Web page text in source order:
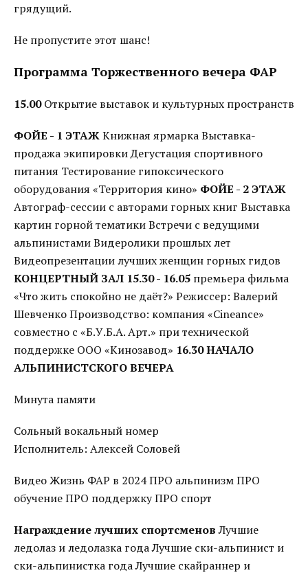
грядущий.
Не пропустите этот шанс!
Программа Торжественного вечера ФАР
15.00Открытие выставок и культурных пространств
ФОЙЕ - 1 ЭТАЖКнижная ярмарка Выставка-
продажа экипировки Дегустация спортивного
питания Тестирование гипоксического
оборудования «Территория кино» ФОЙЕ - 2 ЭТАЖ
Автограф-сессии с авторами горных книг Выставка
картин горной тематики Встречи с ведущими
альпинистами Видеролики прошлых лет
Видеопрезентации лучших женщин горных гидов
КОНЦЕРТНЫЙ ЗАЛ 15.30 - 16.05 премьера фильма
«Что жить спокойно не даёт?» Режиссер: Валерий
Шевченко Производство: компания «Cineance»
совместно с «Б.У.Б.А. Арт.» при технической
поддержке ООО «Кинозавод» 16.30 НАЧАЛО
АЛЬПИНИСТСКОГО ВЕЧЕРА
Минута памяти
Сольный вокальный номер
Исполнитель: Алексей Соловей
Видео Жизнь ФАР в 2024 ПРО альпинизм ПРО
обучение ПРО поддержку ПРО спорт
Награждение лучших спортсменовЛучшие
ледолаз и ледолазка года Лучшие ски-альпинист и
ски-альпинистка года Лучшие скайраннер и